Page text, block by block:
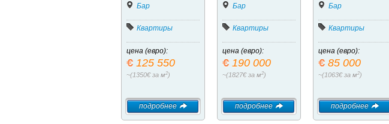
Бар
Квартиры
цена (евро):
125 550
~(1350€ за м2)
подробнее
Бар
Квартиры
цена (евро):
190 000
~(1827€ за м2)
подробнее
Бар
Квартиры
цена (евро):
85 000
~(1063€ за м2)
подробнее